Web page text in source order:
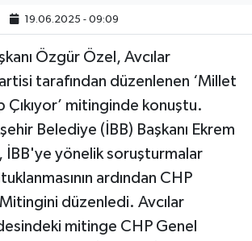
19.06.2025 - 09:09
Özgür Özel, Avcılar
tarafından düzenlenen ‘Millet
Çıkıyor’ mitinginde konuştu.
Belediye (İBB) Başkanı Ekrem
İBB'ye yönelik soruşturmalar
ardından CHP
düzenledi. Avcılar
mitinge CHP Genel